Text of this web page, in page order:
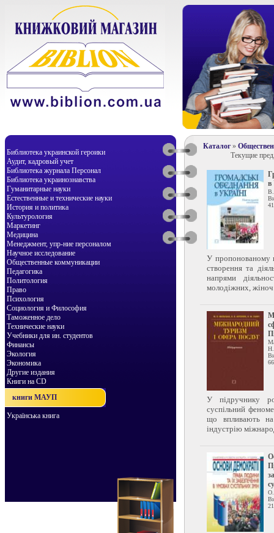
Библиотека украинской героики
Аудит, кадровый учет
Библиотека журнала Персонал
Библиотека украинознавства
Гуманитарные науки
Естественные и технические науки
История и политика
Культурология
Маркетинг
Медицина
Менеджмент, упр-ние персоналом
Научное исследование
Общественные коммуникации
Педагогика
Политология
Право
Психология
Социология и Философия
Таможенное дело
Технические науки
Учебники для ин. студентов
Финансы
Экология
Экономика
Другие издания
Книги на CD
книги МАУП
Українська книга
Каталог»
Текущие
в
У пропонованому
створення та
напрями
молодіжних,
У підручнику
суспільний
що впливають на
індустрію